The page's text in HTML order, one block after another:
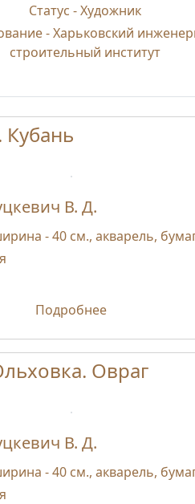
Статус -Художник
-Харьковский
строительный институт
В. Д.
- 40 см., акварель,
Подробнее
Овраг
В. Д.
- 40 см., акварель,